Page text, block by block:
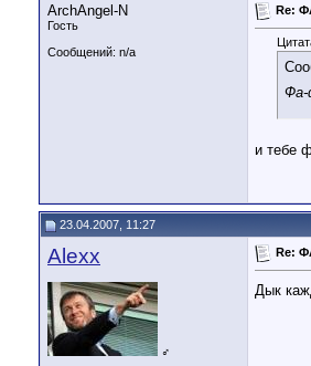
ArchAngel-N
Гость
Сообщений: n/a
Re:
Фа-
и тебе
23.04.2007, 11:27
Alexx
♂
Re:
Дык